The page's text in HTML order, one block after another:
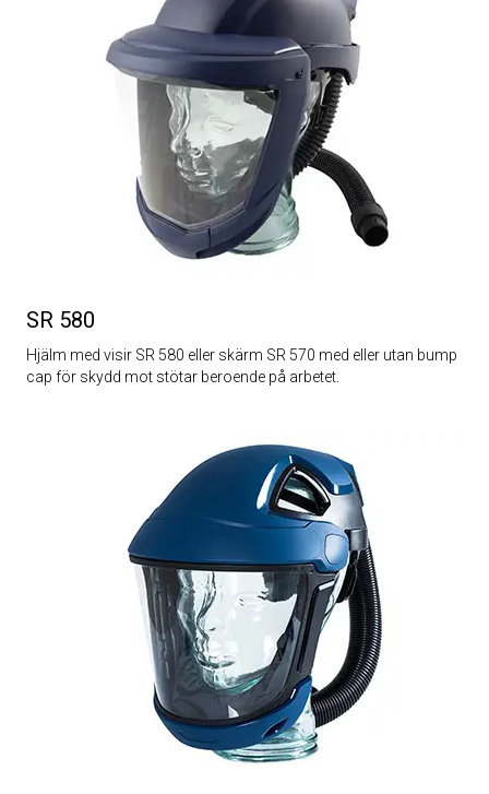
SR 580
Hjälm med visir SR 580 eller skärm SR 570 med eller utan bump
cap för skydd mot stötar beroende på arbetet.